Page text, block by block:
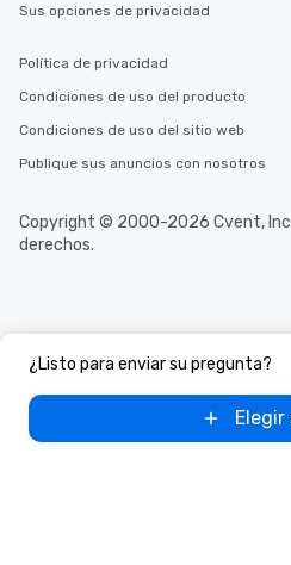
¿Listo para enviar su pregunta?
Elegir
Sus opciones de privacidad
Política de privacidad
Condiciones de uso del producto
Condiciones de uso del sitio web
Publique sus anuncios con nosotros
Copyright © 2000-2026 Cvent,
derechos.